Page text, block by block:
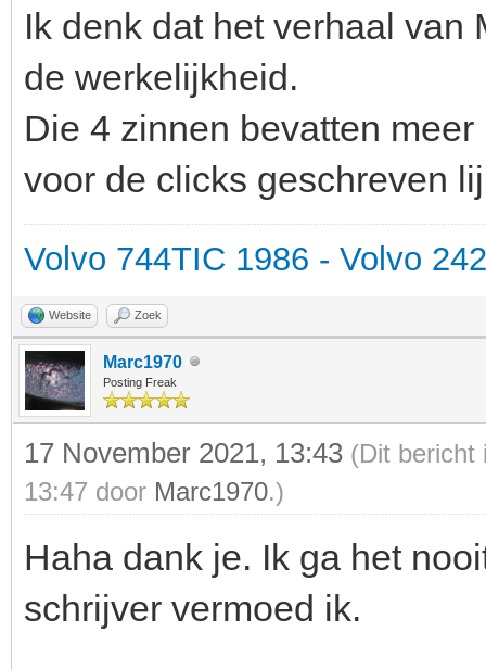
Ik denk dat het verhaal van
de werkelijkheid.
Die 4 zinnen bevatten
voor de clicks geschreven
Volvo 744TIC 1986 - Volvo
Website Zoek
Marc1970
Posting Freak
17 November 2021, 13:43 (Dit bericht
13:47 door Marc1970.)
Haha dank je. Ik ga het
schrijver vermoed ik.